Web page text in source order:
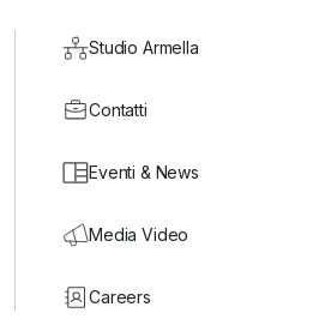
Studio Armella
Contatti
Eventi & News
Media Video
Careers